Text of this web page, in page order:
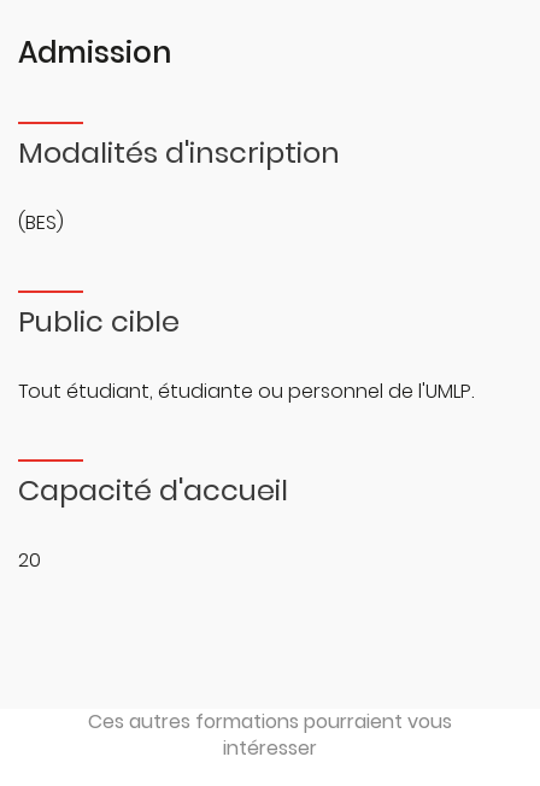
Admission
Modalités d'inscription
(BES)
Public cible
Tout étudiant, étudiante ou personnel de l'UMLP.
Capacité d'accueil
20
Ces autres formations pourraient vous
intéresser